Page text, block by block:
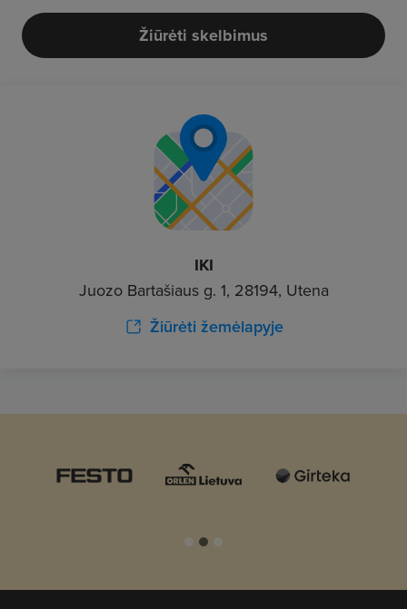
Žiūrėti skelbimus
IKI
Juozo Bartašiaus g. 1, 28194, Utena
Žiūrėti žemėlapyje